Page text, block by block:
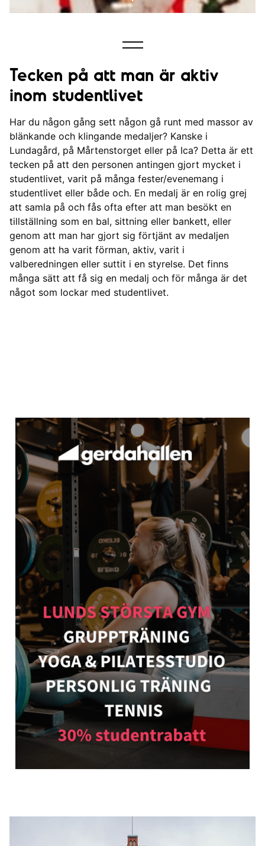
Engagera dig!
Hur ska man välja var man blir aktiv?
Vanliga frågor
Olika typer av introduktioner till Lunds studentliv
Tecken på att man är aktiv inom studentlivet
Tecken på att man är aktiv
inom studentlivet
Har du någon gång sett någon gå runt med massor av
blänkande och klingande medaljer? Kanske i
Lundagård, på Mårtenstorget eller på Ica? Detta är ett
tecken på att den personen antingen gjort mycket i
studentlivet, varit på många fester/evenemang i
studentlivet eller både och. En medalj är en rolig grej
att samla på och fås ofta efter att man besökt en
tillställning som en bal, sittning eller bankett, eller
genom att man har gjort sig förtjänt av medaljen
genom att ha varit förman, aktiv, varit i
valberedningen eller suttit i en styrelse. Det finns
många sätt att få sig en medalj och för många är det
något som lockar med studentlivet.